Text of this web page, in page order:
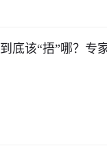
底该“捂”哪？专